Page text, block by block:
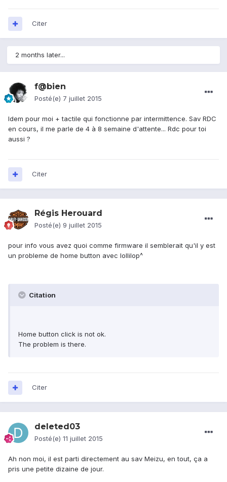
Citer
2 months later...
f@bien
Posté(e) 7 juillet 2015
Idem pour moi + tactile qui fonctionne par intermittence. Sav RDC
en cours, il me parle de 4 à 8 semaine d'attente... Rdc pour toi
aussi ?
Citer
Régis Herouard
Posté(e) 9 juillet 2015
pour info vous avez quoi comme firmware il semblerait qu'il y est
un probleme de home button avec lollilop^
Citation
Home button click is not ok.
The problem is there.
Citer
deleted03
Posté(e) 11 juillet 2015
Ah non moi, il est parti directement au sav Meizu, en tout, ça a
pris une petite dizaine de jour.